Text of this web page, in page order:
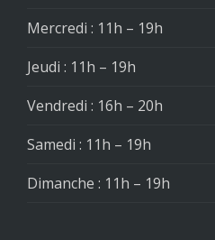
Mercredi : 11h – 19h
Jeudi : 11h – 19h
Vendredi : 16h – 20h
Samedi : 11h – 19h
Dimanche : 11h – 19h